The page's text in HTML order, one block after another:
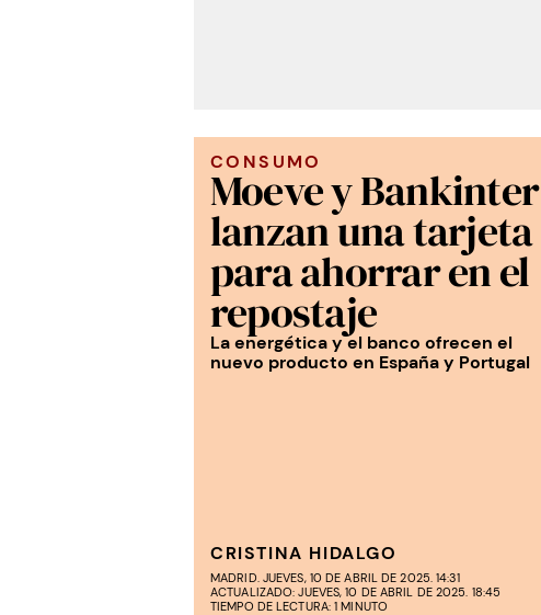
CONSUMO
Moeve y Bankinter
lanzan una tarjeta
para ahorrar en el
repostaje
La energética y el banco ofrecen el
nuevo producto en España y Portugal
CRISTINA HIDALGO
MADRID. JUEVES, 10 DE ABRIL DE 2025. 14:31
ACTUALIZADO: JUEVES, 10 DE ABRIL DE 2025. 18:45
TIEMPO DE LECTURA: 1 MINUTO